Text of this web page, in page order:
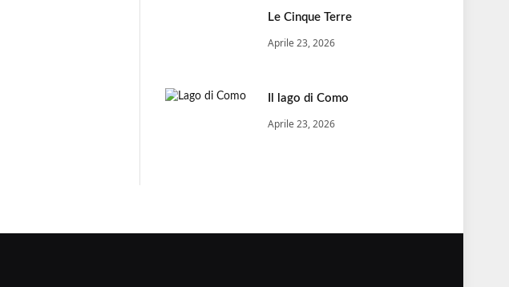
Le Cinque Terre
Aprile 23, 2026
Il lago di Como
Aprile 23, 2026